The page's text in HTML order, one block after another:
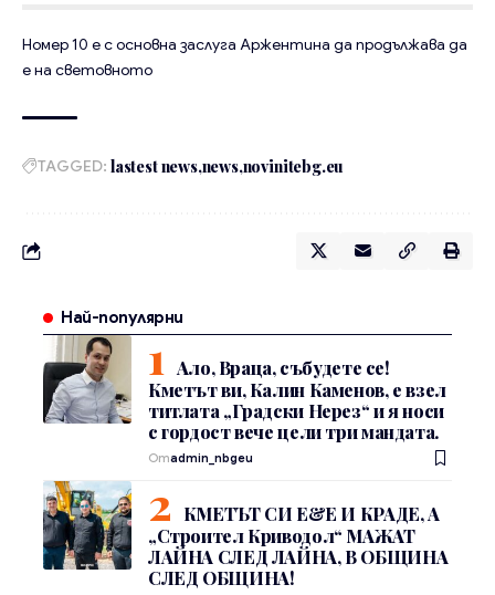
Номер 10 е с основна заслуга Аржентина да продължава да
е на световното
TAGGED: lastest news news novinitebg.eu
Най-популярни
Ало, Враца, събудете се!
Кметът ви, Калин Каменов, е взел
титлата „Градски Нерез“ и я носи
с гордост вече цели три мандата.
Отadmin_nbgeu
КМЕТЪТ СИ Е&Е И КРАДЕ, А
„Строител Криводол“ МАЖАТ
ЛАЙНА СЛЕД ЛАЙНА, В ОБЩИНА
СЛЕД ОБЩИНА!